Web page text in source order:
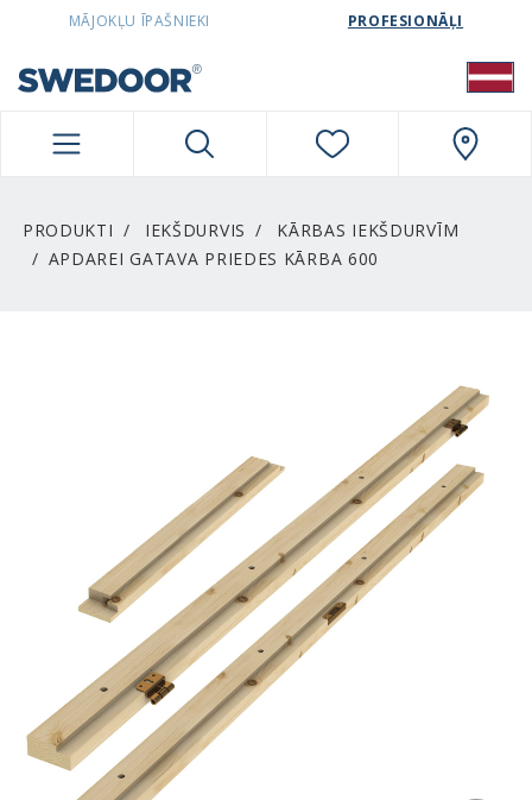
SWEDOORLATVIA NAVIGATION
MĀJOKĻU ĪPAŠNIEKI PROFESIONĀĻI
PRODUKTI IEKŠDURVIS
KĀRBAS IEKŠDURVĪM
APDAREI GATAVA PRIEDES KĀRBA 600